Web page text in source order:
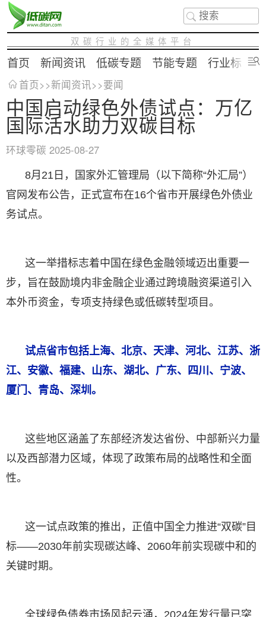
双碳行业的全媒体平台
首页 新闻资讯 低碳专题 节能专题 行业标准
首页>>新闻资讯>>要闻
中国启动绿色外债试点：万亿
国际活水助力双碳目标
环球零碳 2025-08-27
8月21日，国家外汇管理局（以下简称“外汇局”）
官网发布公告，正式宣布在16个省市开展绿色外债业
务试点。
这一举措标志着中国在绿色金融领域迈出重要一
步，旨在鼓励境内非金融企业通过跨境融资渠道引入
本外币资金，专项支持绿色或低碳转型项目。
试点省市包括上海、北京、天津、河北、江苏、浙
江、安徽、福建、山东、湖北、广东、四川、宁波、
厦门、青岛、深圳。
这些地区涵盖了东部经济发达省份、中部新兴力量
以及西部潜力区域，体现了政策布局的战略性和全面
性。
这一试点政策的推出，正值中国全力推进“双碳”目
标——2030年前实现碳达峰、2060年前实现碳中和的
关键时期。
全球绿色债券市场风起云涌，2024年发行量已突